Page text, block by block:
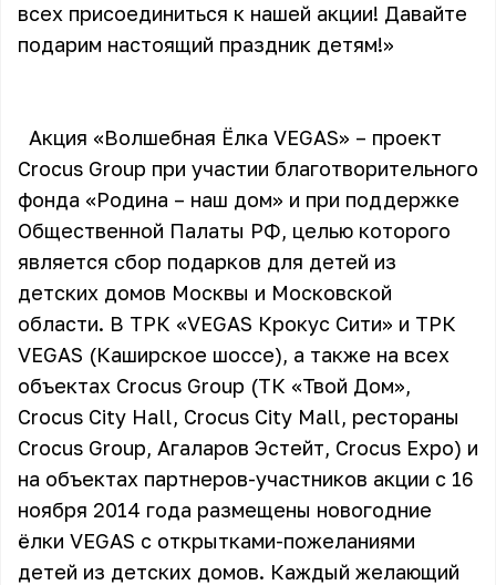
всех присоединиться к нашей акции! Давайте
подарим настоящий праздник детям!»
Акция «Волшебная Ёлка VEGAS» – проект
Crocus Group при участии благотворительного
фонда «Родина – наш дом» и при поддержке
Общественной Палаты РФ, целью которого
является сбор подарков для детей из
детских домов Москвы и Московской
области. В ТРК «VEGAS Крокус Сити» и ТРК
VEGAS (Каширское шоссе), а также на всех
объектах Crocus Group (ТК «Твой Дом»,
Crocus City Hall, Crocus City Mall, рестораны
Crocus Group, Агаларов Эстейт, Crocus Expo) и
на объектах партнеров-участников акции с 16
ноября 2014 года размещены новогодние
ёлки VEGAS c открытками-пожеланиями
детей из детских домов. Каждый желающий